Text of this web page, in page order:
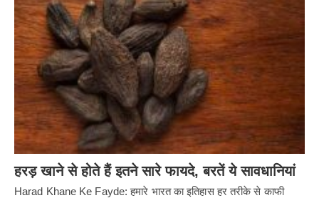
हरड़ खाने से होते हैं इतने सारे फायदे, बरतें ये सावधानियां
Harad Khane Ke Fayde: हमारे भारत का इतिहास हर तरीके से काफी